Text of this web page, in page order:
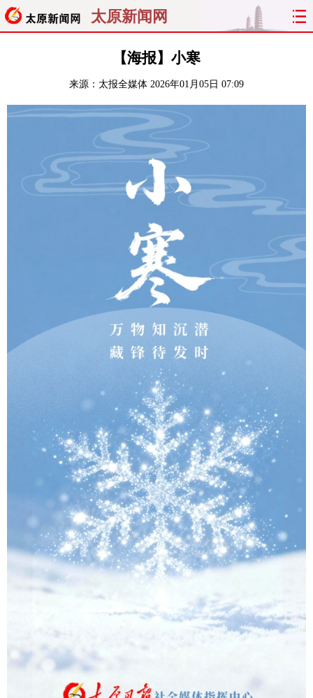
太原新闻网
聚焦 太原
关注 文明
综合
理财 政务
看天下 晋月读 最太原 网罗民生
太原晚报
【海报】小寒
来源： 太报全媒体 2026年01月05日 07:09